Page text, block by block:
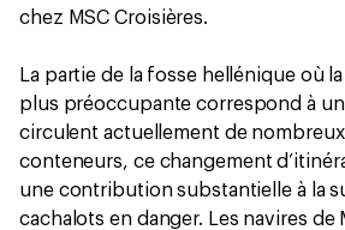
chez MSC Croisières.
La partie de la fosse hellénique où
plus préoccupante correspond à
circulent actuellement de
conteneurs, ce changement
une contribution substantielle à la
cachalots en danger. Les navires de